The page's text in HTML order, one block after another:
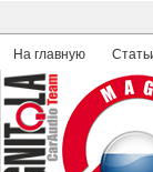
На главную